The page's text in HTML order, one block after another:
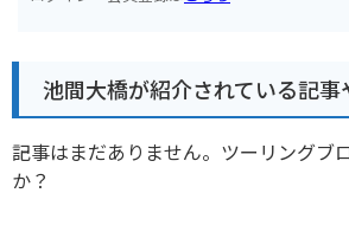
池間大橋が紹介されている記事
記事はまだありません。ツーリングブ
か？